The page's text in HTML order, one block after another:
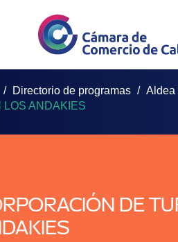
Directorio de programas
Aldea
LOS ANDAKIES
DE